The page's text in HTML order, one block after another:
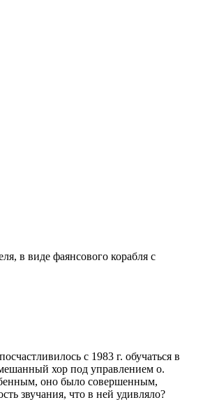
в виде фаянсового корабля с
с 1983 г. обучаться в
хор под управлением о.
оно было совершенным,
звучания, что в ней удивляло?